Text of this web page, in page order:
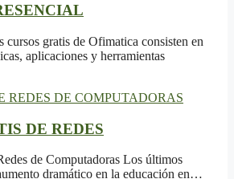
cursos gratis de Ofimatica consisten en
aplicaciones y herramientas
DE REDES
de Computadoras Los últimos
dramático en la educación en…